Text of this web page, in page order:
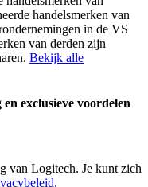
handelsmerken van
in de VS
van derden zijn
Bekijk alle
exclusieve voordelen
van Logitech. Je kunt zich